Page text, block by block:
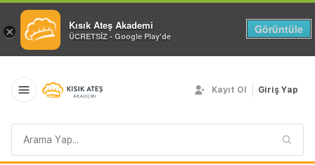
× Kısık Ateş Akademi
ÜCRETSİZ - Google Play'de
Görüntüle
sorgusu
Kayıt Ol Giriş Yap